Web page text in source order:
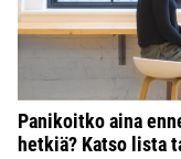
Panikoitko aina
hetkiä? Katso lista